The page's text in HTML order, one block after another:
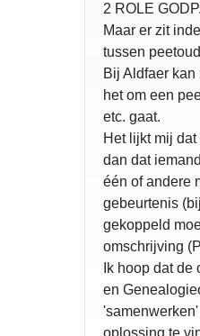
2 ROLE GODP.
Maar er zit
tussen
Bij Aldfaer
het om een
etc. gaat.
Het lijkt mij
dan dat
één of andere
gebeurtenis
gekoppeld
omschrijving
Ik hoop dat
en
oplossing te